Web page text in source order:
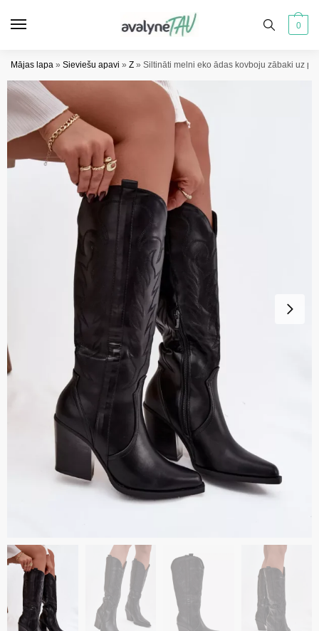
0
Mājas lapa » Sieviešu apavi » Z » Siltināti melni eko ādas kovboju zābaki uz